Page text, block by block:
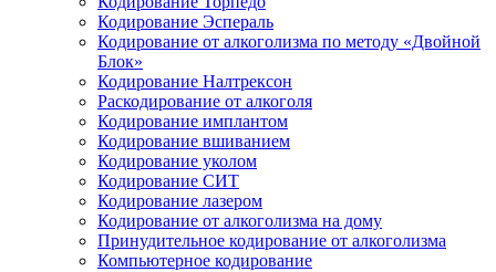
Кодирование Эспераль
Кодирование от алкоголизма по методу «Двойной
Блок»
Кодирование Налтрексон
Раскодирование от алкоголя
Кодирование имплантом
Кодирование вшиванием
Кодирование уколом
Кодирование СИТ
Кодирование лазером
Кодирование от алкоголизма на дому
Принудительное кодирование от алкоголизма
Компьютерное кодирование